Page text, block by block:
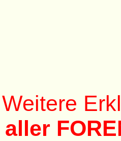
Weitere
aller